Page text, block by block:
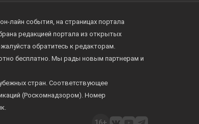
лайн события, на страницах портала
редакцией портала из открытых
обратитесь к редакторам.
бесплатно. Мы рады новым партнерам и
стран. Соответствующее
(Роскомнадзором). Номер